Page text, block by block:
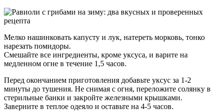
Мелко нашинковать капусту и лук, натереть морковь, тонко
нарезать помидоры.
Смешайте все ингредиенты, кроме уксуса, и варите на
медленном огне в течение 1,5 часов.
Перед окончанием приготовления добавьте уксус за 1-2
минуты до тушения. Не снимая с огня, переложите солянку в
стерильные банки и закройте железными крышками.
Заверните в теплое одеяло и оставьте на 4-5 часов.